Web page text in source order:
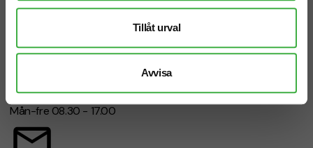
Tillåt urval
Avvisa
Telefon: 019-760 65 00
Mån-fre 08.30 - 17.00